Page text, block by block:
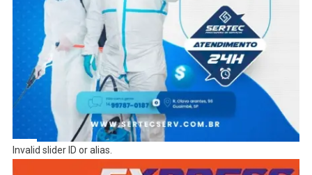
Invalid slider ID or alias.